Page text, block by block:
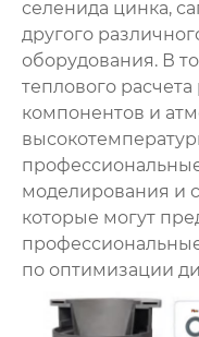
селенида цинка,
другого
оборудования. В
теплового
компонентов и
моделирования и
которые могут
по оптимизации